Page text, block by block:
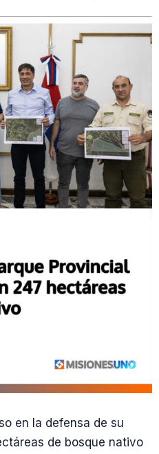
en la defensa de su
de bosque nativo